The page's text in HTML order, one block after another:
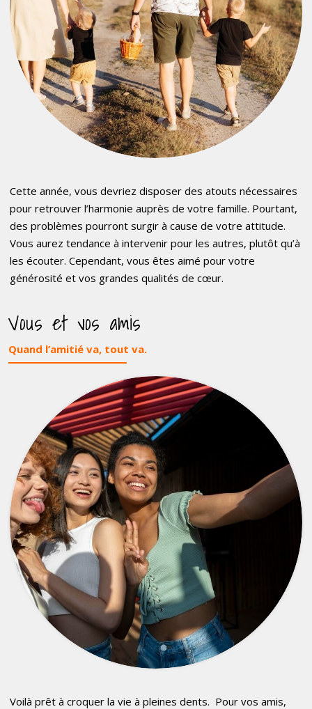
Cette année, vous devriez disposer des atouts nécessaires
pour retrouver l’harmonie auprès de votre famille. Pourtant,
des problèmes pourront surgir à cause de votre attitude.
Vous aurez tendance à intervenir pour les autres, plutôt qu’à
les écouter. Cependant, vous êtes aimé pour votre
générosité et vos grandes qualités de cœur.
Vous et vos amis
Quand l’amitié va, tout va.
Voilà prêt à croquer la vie à pleines dents. Pour vos amis,